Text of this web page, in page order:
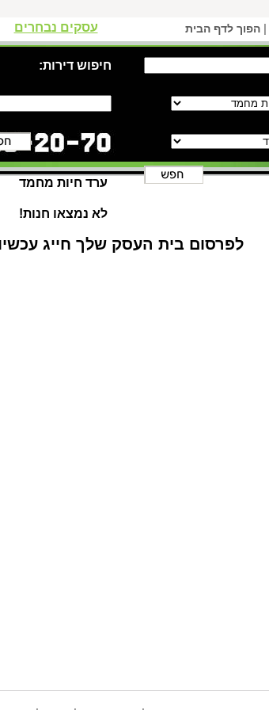
| הפוך לדף הבית עסקים נבחרים
חיפוש דירות:
ערד חיות מחמד
לא נמצאו חנות!
לפרסום בית העסק שלך חייג עכשיו 1-700-55-20-